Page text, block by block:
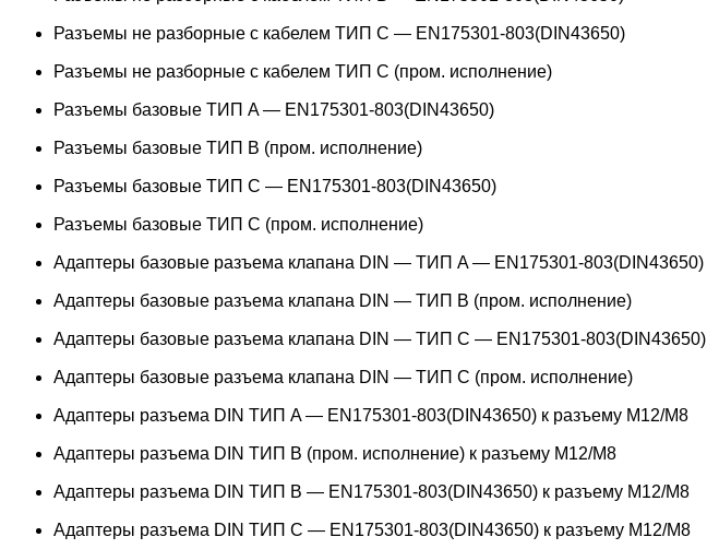
Разъемы не разборные с кабелем ТИП C — EN175301-803(DIN43650)
Разъемы не разборные с кабелем ТИП C (пром. исполнение)
Разъемы базовые ТИП A — EN175301-803(DIN43650)
Разъемы базовые ТИП В (пром. исполнение)
Разъемы базовые ТИП C — EN175301-803(DIN43650)
Разъемы базовые ТИП C (пром. исполнение)
Адаптеры базовые разъема клапана DIN — ТИП A — EN175301-803(DIN43650)
Адаптеры базовые разъема клапана DIN — ТИП B (пром. исполнение)
Адаптеры базовые разъема клапана DIN — ТИП C — EN175301-803(DIN43650)
Адаптеры базовые разъема клапана DIN — ТИП C (пром. исполнение)
Адаптеры разъема DIN ТИП A — EN175301-803(DIN43650) к разъему M12/M8
Адаптеры разъема DIN ТИП B (пром. исполнение) к разъему M12/M8
Адаптеры разъема DIN ТИП B — EN175301-803(DIN43650) к разъему M12/M8
Адаптеры разъема DIN ТИП C — EN175301-803(DIN43650) к разъему M12/M8